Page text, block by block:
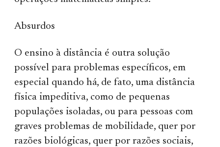
Absurdos
O ensino à distância é outra solução
possível para problemas específicos, em
especial quando há, de fato, uma distância
física impeditiva, como de pequenas
populações isoladas, ou para pessoas com
graves problemas de mobilidade, quer por
razões biológicas, quer por razões sociais,